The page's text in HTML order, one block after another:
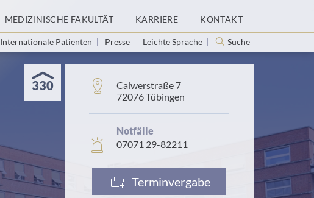
MEDIZINISCHE FAKULTÄT KARRIERE KONTAKT
Internationale Patienten Presse Leichte Sprache Suche
330 Adresse:
Calwerstraße 7
72076 Tübingen
Notfälle
In
07071 29-82211
Terminvergabe